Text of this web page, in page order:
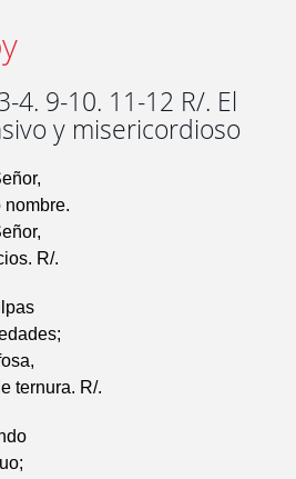
4. 9-10. 11-12 R/. El
y misericordioso
nombre.
R/.
ternura. R/.